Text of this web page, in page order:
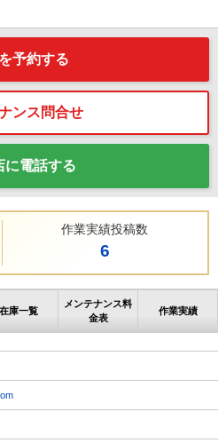
予約する
ンス問合せ
に電話する
作業実績投稿数
6
在庫一覧
メンテナンス料
金表
作業実績